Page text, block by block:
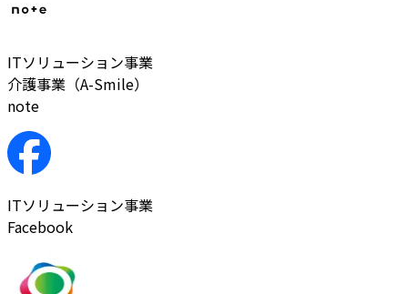
ITソリューション事業
介護事業（A-Smile）
note
ITソリューション事業
Facebook